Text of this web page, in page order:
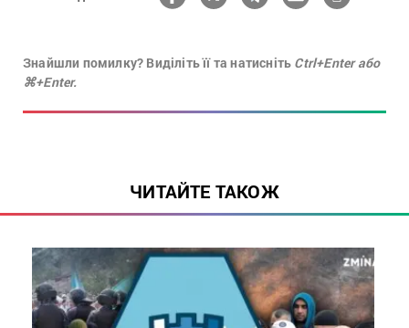
Знайшли помилку? Виділіть її та натисніть Ctrl+Enter або
⌘+Enter.
ЧИТАЙТЕ ТАКОЖ